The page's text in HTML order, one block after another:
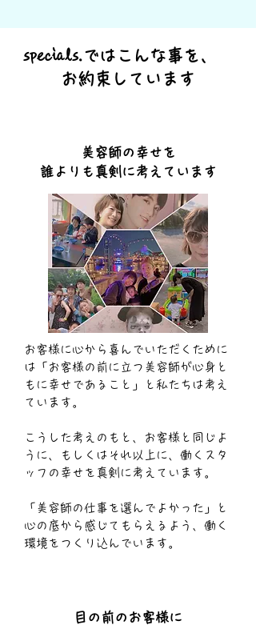
specials.ではこんな事を、
お約束しています
美容師の幸せを
​誰よりも真剣に考えています
お客様に心から喜んでいただくために
は「お客様の前に立つ美容師が心身と
もに幸せであること」と私たちは考え
ています。
こうした考えのもと、お客様と同じよ
うに、もしくはそれ以上に、働くスタ
ッフの幸せを真剣に考えています。
「美容師の仕事を選んでよかった」と
心の底から感じてもらえるよう、働く
環境をつくり込んでいます。
目の前のお客様に